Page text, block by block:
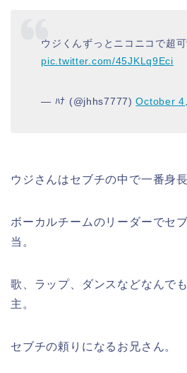
ウジくんずっとニコニコで超
pic.twitter.com/45JKLq9Eci
— ﾊﾅ (@jhhs7777)October
ウジさんはセブチの中で一番身長
ボーカルチームのリーダーでセ
当。
歌、ラップ、ダンスなどなんで
主。
セブチの頼りになるお兄さん。